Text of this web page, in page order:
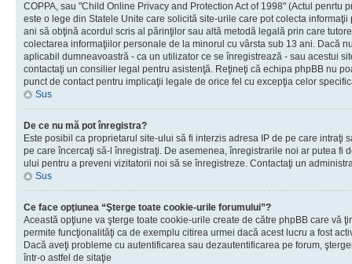
COPPA, sau "Child Online Privacy and Protection Act of 1998" (Actul penrtu
este o lege din Statele Unite care solicită site-urile care pot colecta
ani să obţină acordul scris al părinţilor sau altă metodă legală prin care
colectarea informaţiilor personale de la minorul cu vârsta sub 13 ani. Dacă
aplicabil dumneavoastră - ca un utilizator ce se înregistrează - sau acestui
contactaţi un consilier legal pentru asistenţă. Reţineţi că echipa phpBB nu
punct de contact pentru implicaţii legale de orice fel cu excepţia celor
Sus
De ce nu mă pot înregistra?
Este posibil ca proprietarul site-ului să fi interzis adresa IP de pe care intraţi
pe care încercaţi să-l înregistraţi. De asemenea, înregistrarile noi ar putea fi
ului pentru a preveni vizitatorii noi să se înregistreze. Contactaţi un
Sus
Ce face opţiunea “Şterge toate cookie-urile forumului”?
Această opţiune va şterge toate cookie-urile create de către phpBB care vă
permite funcţionalităţi ca de exemplu citirea urmei dacă acest lucru a fost
Dacă aveţi probleme cu autentificarea sau dezautentificarea pe forum,
într-o astfel de sitaţie